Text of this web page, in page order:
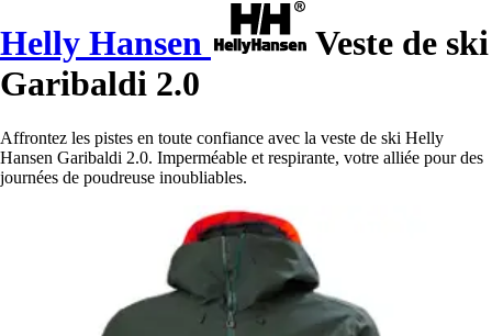
Helly Hansen
Veste de ski
Garibaldi 2.0
Affrontez les pistes en toute confiance avec la veste de ski Helly
Hansen Garibaldi 2.0. Imperméable et respirante, votre alliée pour des
journées de poudreuse inoubliables.